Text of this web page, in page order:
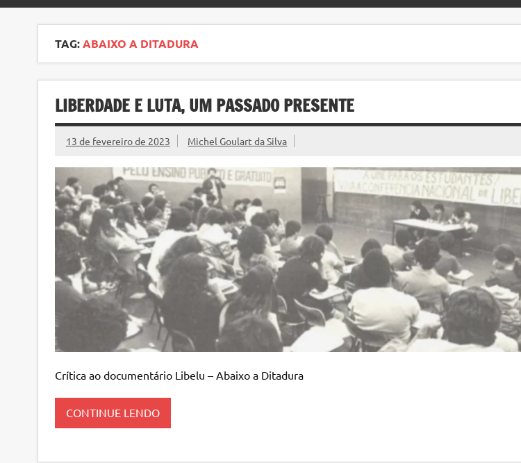
TAG:ABAIXO A DITADURA
LIBERDADE E LUTA, UM PASSADO PRESENTE
13 de fevereiro de 2023 Michel Goulart da Silva
Crítica ao documentário Libelu – Abaixo a Ditadura
CONTINUE LENDO